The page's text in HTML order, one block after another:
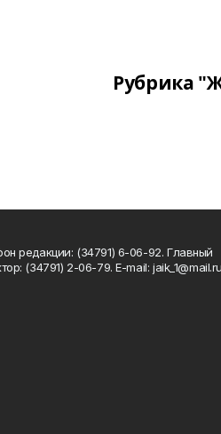
Рубрика
редакции: (34791) 6-06-92. Главный
(34791) 2-06-79. Е-mаil: jaik_1@mail.ru